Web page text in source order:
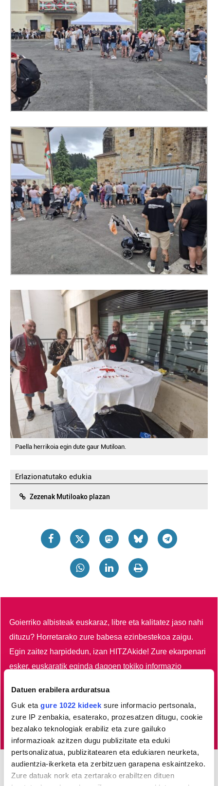
Datuen erabilera arduratsua
Guk eta gure 1022 kideek sure informacio pertsonala,
zure IP zenbakia, esaterako, prozesatzen ditugu, cookie
bezalako teknologiak erabiliz eta zure gailuko
informazioak azitzen dugu publizitate eta eduki
pertsonalizatua, publizitatearen eta edukiaren neurketa,
audientzia-ikerketa eta zerbitzuen garapena eskaintzeko.
Zure datuak nork eta zertarako erabiltzen dituen
Paella herrikoia egin dute gaur Mutiloan.
Erlazionatutako edukia
Zezenak Mutiloako plazan
Goierriko albisteak euskaraz, libre eta kalitatez jaso nahi
dituzu? Horretarako zure babesa ezinbestekoa zaigu.
Egin zaitez harpidedun, izan HITZAkide!Zure ekarpenari
esker, euskaratik eginda dagoen tokiko informazio
Egin HITZAkide
Azken 3 egunetako irakurrienak